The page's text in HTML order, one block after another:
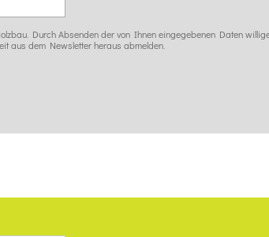
Durch Absenden der von Ihnen eingegebenen Daten
aus dem Newsletter heraus abmelden.